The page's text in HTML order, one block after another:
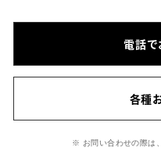
電話で
各種
※ お問い合わせの際は